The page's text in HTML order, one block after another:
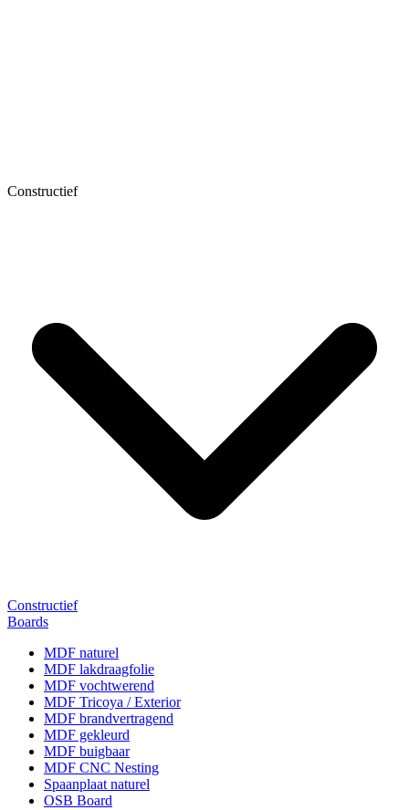
Constructief
Constructief
Boards
MDF naturel
MDF lakdraagfolie
MDF vochtwerend
MDF Tricoya / Exterior
MDF brandvertragend
MDF gekleurd
MDF buigbaar
MDF CNC Nesting
Spaanplaat naturel
OSB Board